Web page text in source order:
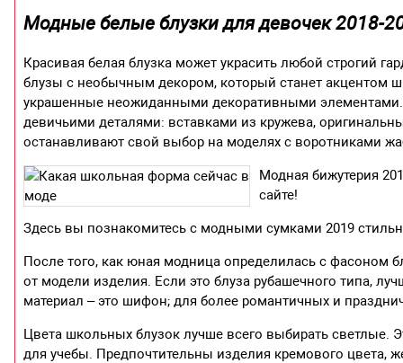
Модные белые блузки для девочек 2018-
Красивая белая блузка может украсить любой строгий
блузы с необычным декором, который станет акцентом
украшенные неожиданными декоративными элементами.
девичьими деталями: вставками из кружева,
останавливают свой выбор на моделях с воротниками
Модная бижутерия
сайте!
Здесь вы познакомитесь с модными сумками 2019
После того, как юная модница определилась с фасоном
от модели изделия. Если это блуза рубашечного типа,
материал – это шифон; для более романтичных и
Цвета школьных блузок лучше всего выбирать светлые.
для учебы. Предпочтительны изделия кремового цвета,